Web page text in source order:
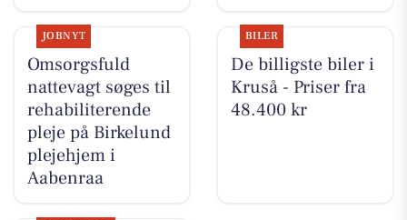
JOBNYT
Omsorgsfuld
nattevagt søges til
rehabiliterende
pleje på Birkelund
plejehjem i
Aabenraa
BILER
De billigste biler i
Kruså - Priser fra
48.400 kr